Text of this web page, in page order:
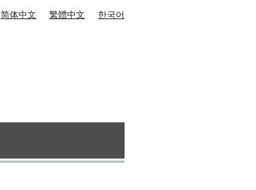
简体中文 繁體中文 한국어